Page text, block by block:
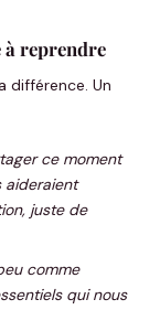
à reprendre
différence. Un
ce moment
aideraient
juste de
comme
qui nous